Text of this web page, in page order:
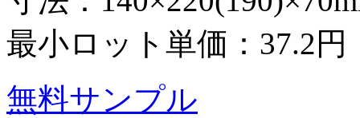
最小ロット単価： 37.2円
無料サンプル